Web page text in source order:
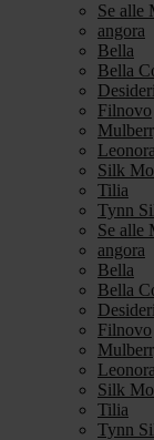
Se alle
angora
Bella
Bella
Filnovo
Leonora
Silk
Tilia
Tynn
Se alle
angora
Bella
Bella
Filnovo
Leonora
Silk
Tilia
Tynn